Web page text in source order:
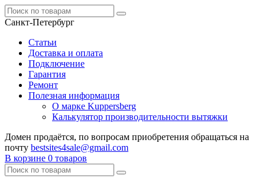
Санкт-Петербург
Статьи
Доставка и оплата
Подключение
Гарантия
Ремонт
Полезная информация
О марке Kuppersberg
Калькулятор производительности вытяжки
Домен продаётся, по вопросам приобретения обращаться на
почту bestsites4sale@gmail.com
В корзине 0 товаров